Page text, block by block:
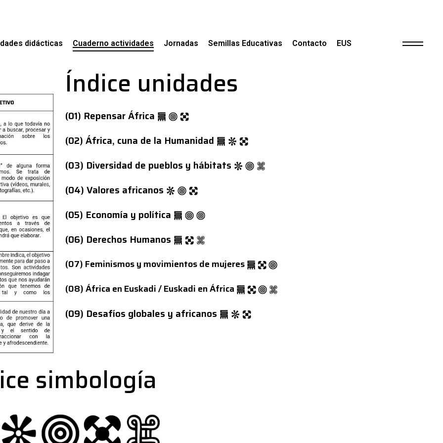
didácticas Cuaderno actividades Jornadas Semillas Educativas Contacto EUS
Índice unidades
(01) Repensar África
(02) África, cuna de la Humanidad
(03) Diversidad de pueblos y hábitats
(04) Valores africanos
(05) Economía y política
(06) Derechos Humanos
(07) Feminismos y movimientos de mujeres
(08) África en Euskadi / Euskadi en África
(09) Desafíos globales y africanos
simbología